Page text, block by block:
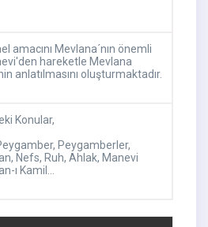
amacını Mevlana´nın önemli
hareketle Mevlana
anlatılmasını oluşturmaktadır.
Konular,
Peygamberler,
Nefs, Ruh, Ahlak, Manevi
ı Kamil...